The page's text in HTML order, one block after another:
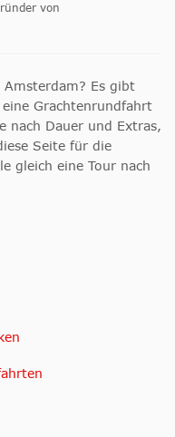
von
Es gibt
Grachtenrundfahrt
nach Dauer und Extras,
Seite für die
gleich eine Tour nach